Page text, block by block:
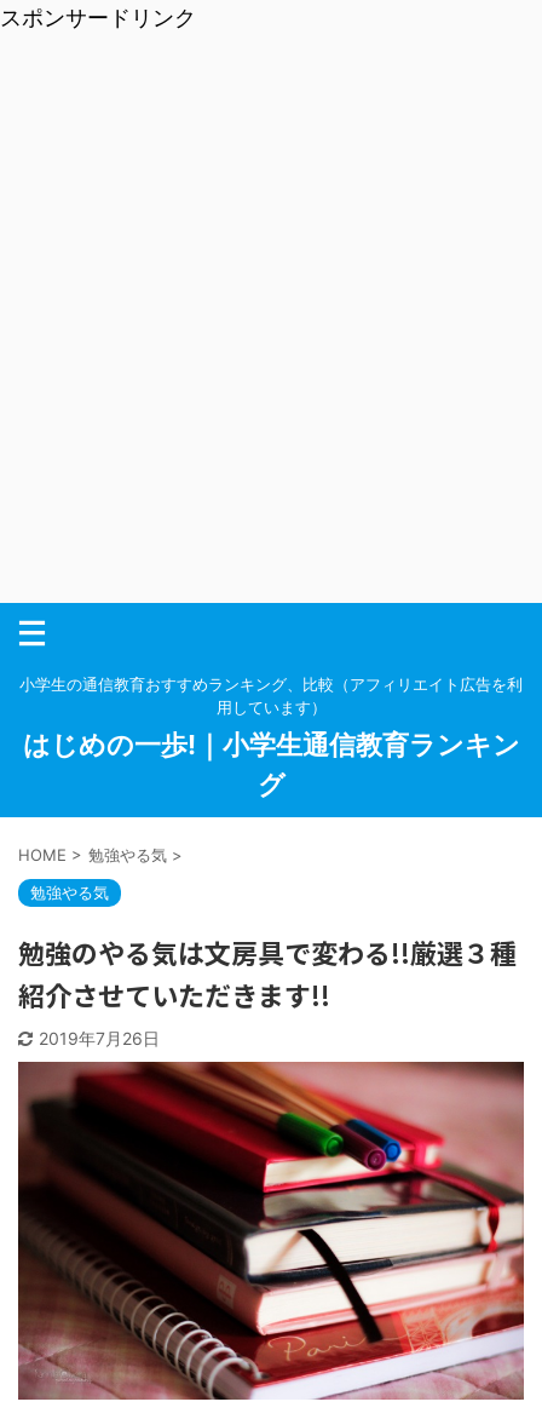
スポンサードリンク
小学生の通信教育おすすめランキング、比較（アフィリエイト広告を利
用しています）
はじめの一歩!｜小学生通信教育ランキン
グ
HOME > 勉強やる気 >
勉強やる気
勉強のやる気は文房具で変わる!!厳選３種
紹介させていただきます!!
2019年7月26日